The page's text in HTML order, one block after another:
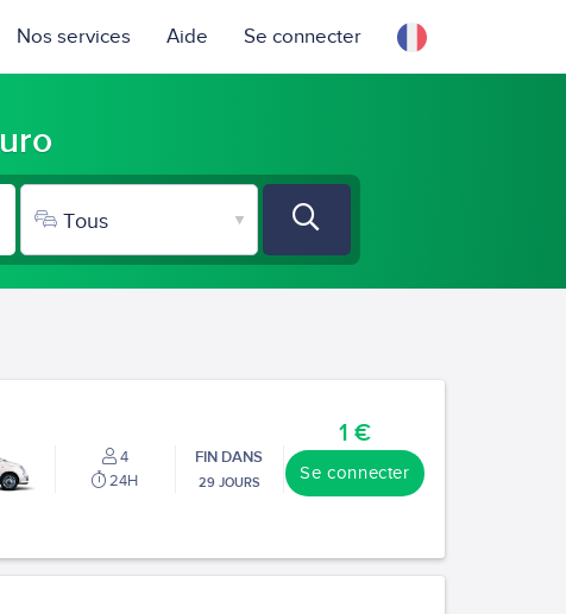
Nos services Aide Se connecter
4
24H
FIN DANS
29 JOURS
1 €
Se connecter